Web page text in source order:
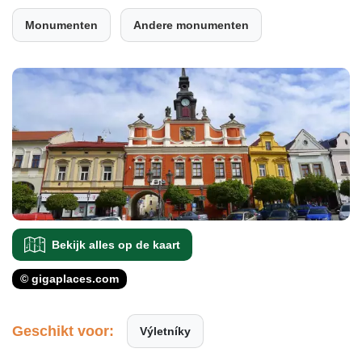
Monumenten Andere monumenten
Bekijk alles op de kaart
© gigaplaces.com
Geschikt voor: Výletníky